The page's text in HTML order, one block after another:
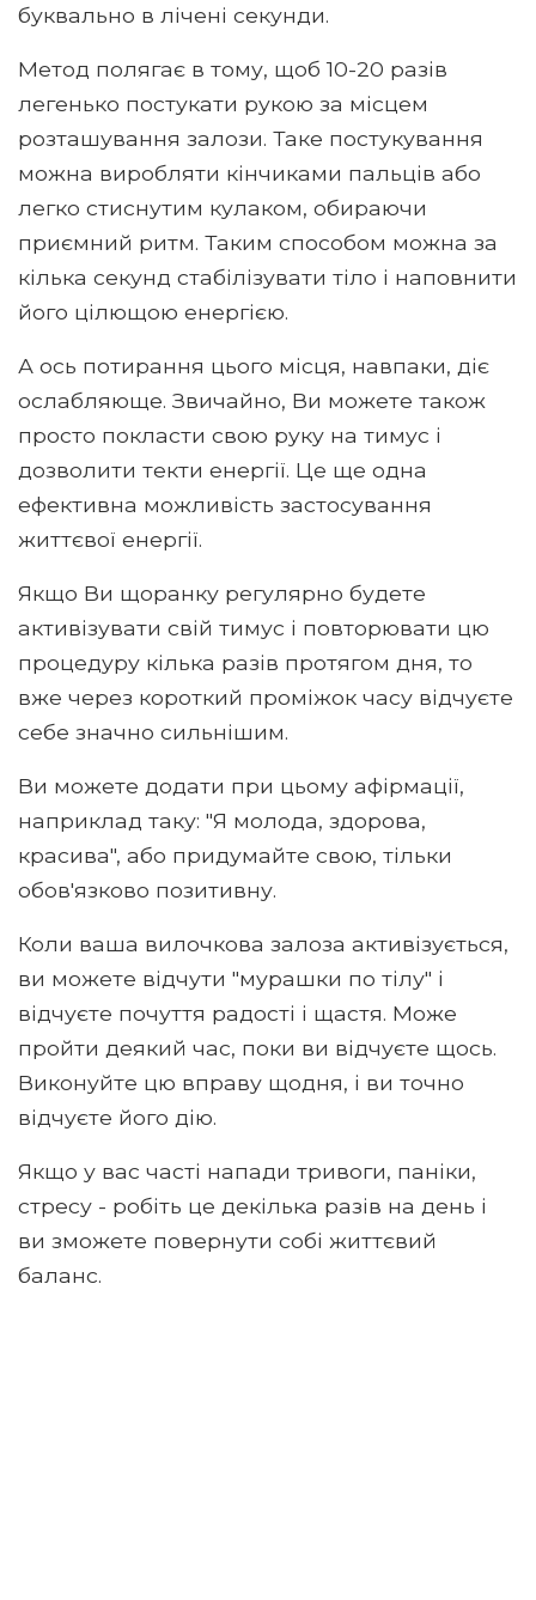
буквально в лічені секунди.
Метод полягає в тому, щоб 10-20 разів
легенько постукати рукою за місцем
розташування залози. Таке постукування
можна виробляти кінчиками пальців або
легко стиснутим кулаком, обираючи
приємний ритм. Таким способом можна за
кілька секунд стабілізувати тіло і наповнити
його цілющою енергією.
А ось потирання цього місця, навпаки, діє
ослабляюще. Звичайно, Ви можете також
просто покласти свою руку на тимус і
дозволити текти енергії. Це ще одна
ефективна можливість застосування
життєвої енергії.
Якщо Ви щоранку регулярно будете
активізувати свій тимус і повторювати цю
процедуру кілька разів протягом дня, то
вже через короткий проміжок часу відчуєте
себе значно сильнішим.
Ви можете додати при цьому афірмації,
наприклад таку: "Я молода, здорова,
красива", або придумайте свою, тільки
обов'язково позитивну.
Коли ваша вилочкова залоза активізується,
ви можете відчути "мурашки по тілу" і
відчуєте почуття радості і щастя. Може
пройти деякий час, поки ви відчуєте щось.
Виконуйте цю вправу щодня, і ви точно
відчуєте його дію.
Якщо у вас часті напади тривоги, паніки,
стресу - робіть це декілька разів на день і
ви зможете повернути собі життєвий
баланс.